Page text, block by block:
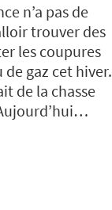
n’a pas de
trouver des
les coupures
de gaz cet hiver.
de la chasse